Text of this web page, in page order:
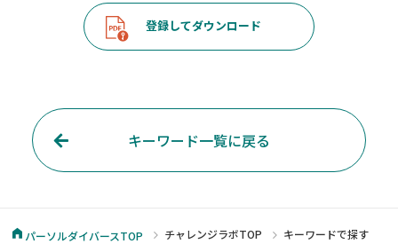
登録してダウンロード
キーワード一覧に戻る
パーソルダイバースTOP チャレンジラボTOP
キーワードで探す